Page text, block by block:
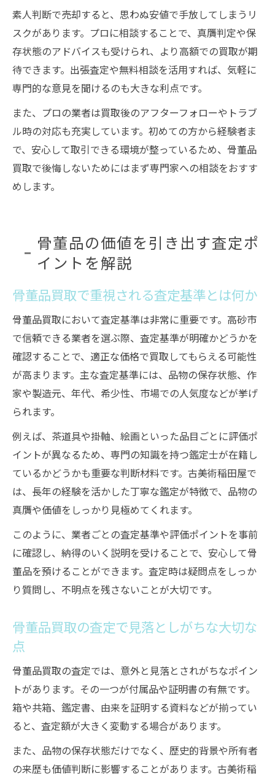
素人判断で売却すると、思わぬ安値で手放してしまうリ
スクがあります。プロに相談することで、真贋判定や保
存状態のアドバイスも受けられ、より高額での買取が期
待できます。出張査定や無料相談を活用すれば、気軽に
専門的な意見を聞けるのも大きな利点です。
また、プロの業者は買取後のアフターフォローやトラブ
ル時の対応も充実しています。初めての方から経験者ま
で、安心して取引できる環境が整っているため、骨董品
買取で後悔しないためにはまず専門家への相談をおすす
めします。
骨董品の価値を引き出す査定ポ
イントを解説
骨董品買取で重視される査定基準とは何か
骨董品買取において査定基準は非常に重要です。高砂市
で信頼できる業者を選ぶ際、査定基準が明確かどうかを
確認することで、適正な価格で買取してもらえる可能性
が高まります。主な査定基準には、品物の保存状態、作
家や製造元、年代、希少性、市場での人気度などが挙げ
られます。
例えば、茶道具や掛軸、絵画といった品目ごとに評価ポ
イントが異なるため、専門の知識を持つ鑑定士が在籍し
ているかどうかも重要な判断材料です。古美術稲田屋で
は、長年の経験を活かした丁寧な鑑定が特徴で、品物の
真贋や価値をしっかり見極めてくれます。
このように、業者ごとの査定基準や評価ポイントを事前
に確認し、納得のいく説明を受けることで、安心して骨
董品を預けることができます。査定時は疑問点をしっか
り質問し、不明点を残さないことが大切です。
骨董品買取の査定で見落としがちな大切な
点
骨董品買取の査定では、意外と見落とされがちなポイン
トがあります。その一つが付属品や証明書の有無です。
箱や共箱、鑑定書、由来を証明する資料などが揃ってい
ると、査定額が大きく変動する場合があります。
また、品物の保存状態だけでなく、歴史的背景や所有者
の来歴も価値判断に影響することがあります。古美術稲